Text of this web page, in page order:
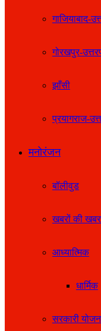
गाजियाबाद-
गोरखपुर-
झाँसी
प्रयागराज-
मनोरंजन
बॉलीवुड
खबरों की खबर
आध्यात्मिक
धार्मिक
सरकारी